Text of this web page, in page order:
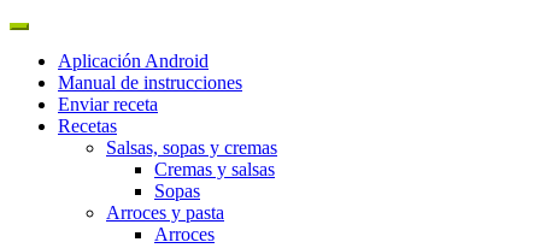
Aplicación Android
Manual de instrucciones
Enviar receta
Recetas
Salsas, sopas y cremas
Cremas y salsas
Sopas
Arroces y pasta
Arroces